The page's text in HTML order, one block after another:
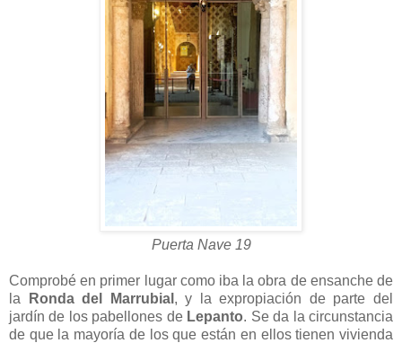
Puerta Nave 19
Comprobé en primer lugar como iba la obra de ensanche de
la
Ronda del Marrubial , y la expropiación de parte del
jardín de los pabellones de Lepanto. Se da la circunstancia
de que la mayoría de los que están en ellos tienen vivienda